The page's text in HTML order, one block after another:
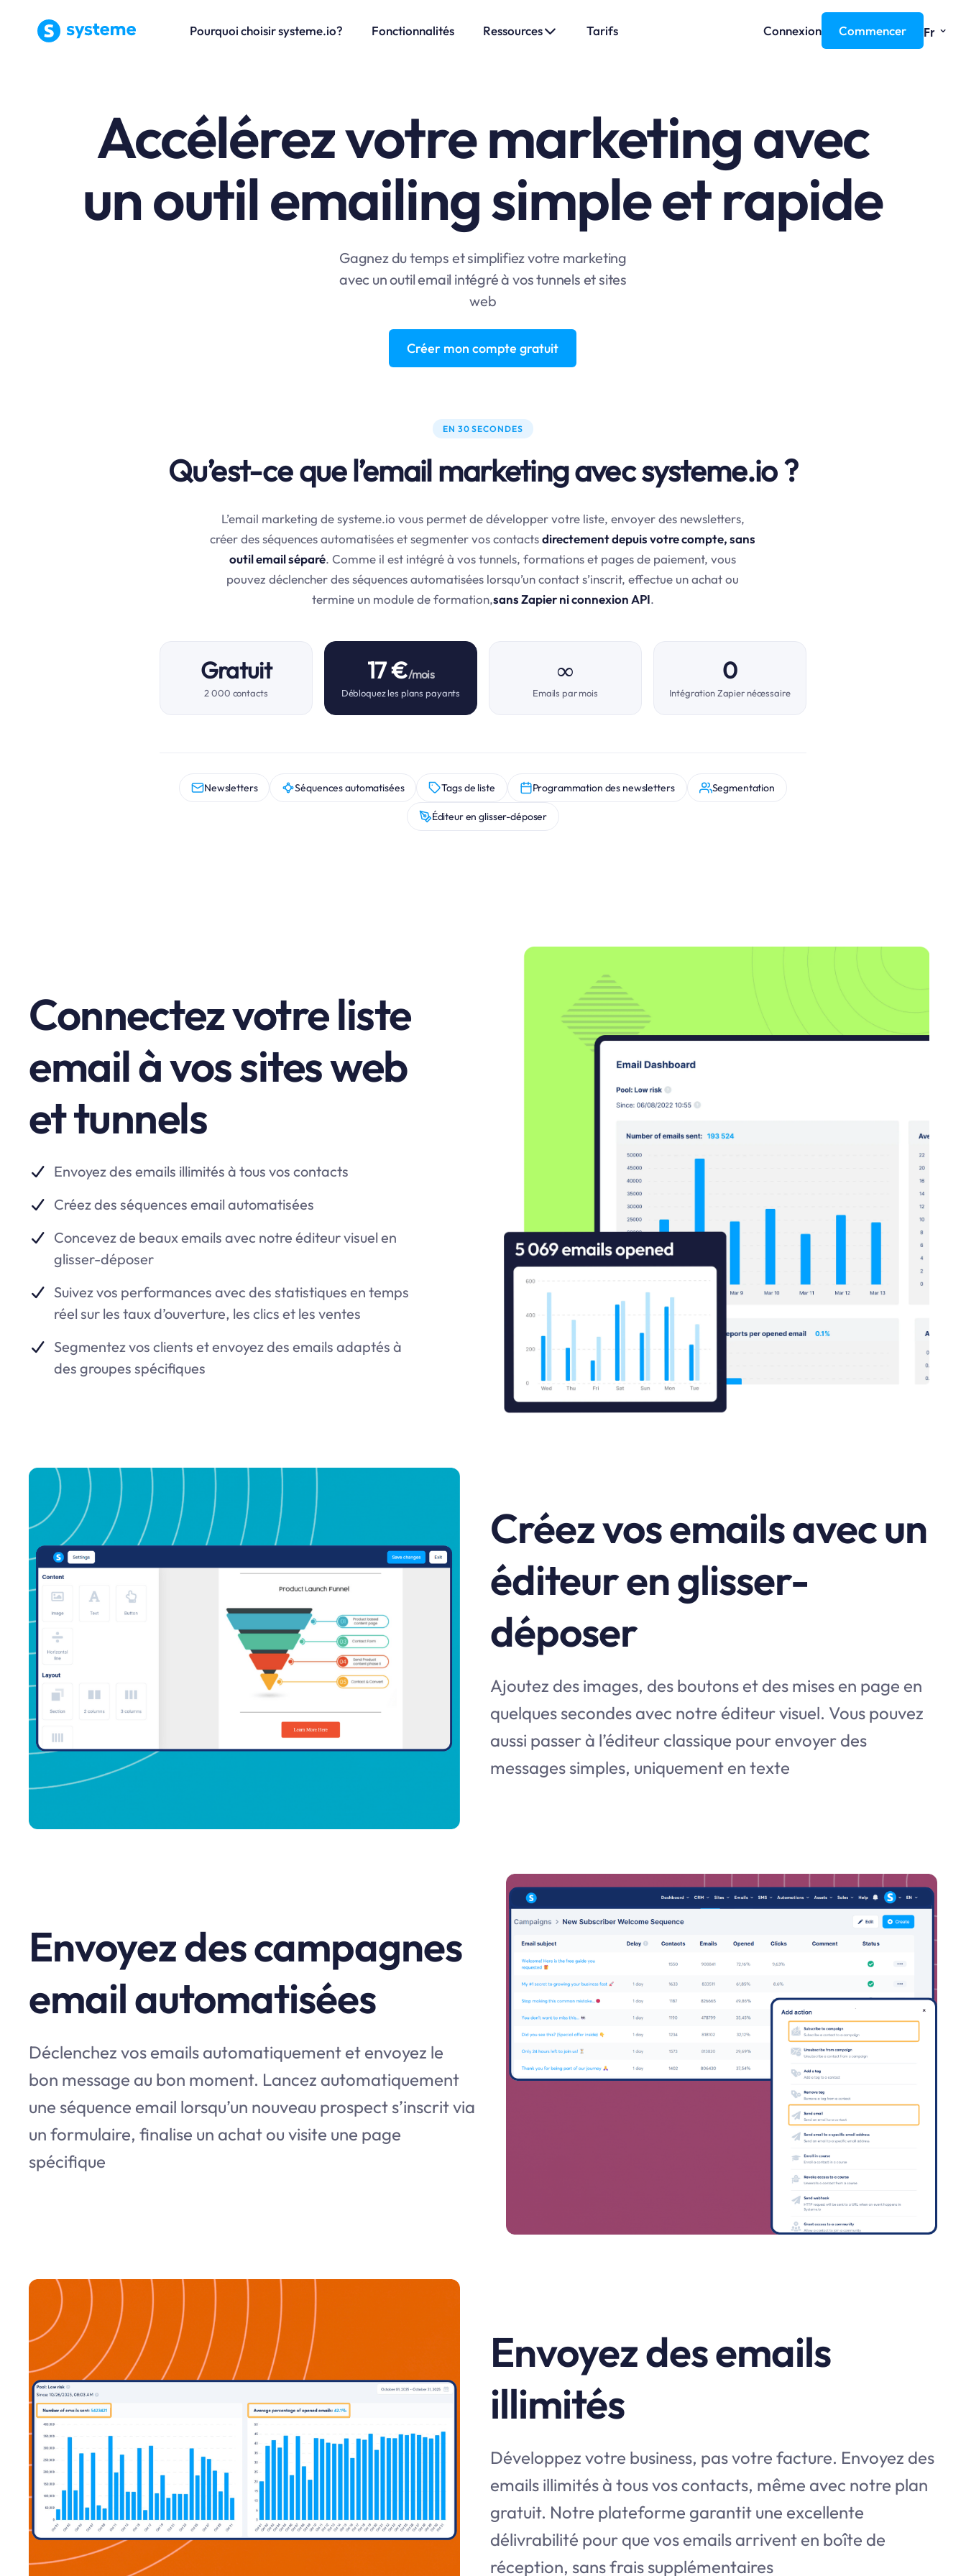
Pourquoi choisir systeme.io? Fonctionnalités Ressources Tarifs Connexion Commencer Fr ⌄
Accélérez votre marketing avec
un outil emailing simple et rapide
Gagnez du temps et simplifiez votre marketing
avec un outil email intégré à vos tunnels et sites
web
Créer mon compte gratuit
EN 30 SECONDES
Qu’est-ce que l’email marketing avec systeme.io ?
L’email marketing de systeme.io vous permet de développer votre liste, envoyer des newsletters,
créer des séquences automatisées et segmenter vos contactsdirectement depuis votre compte, sans
outil email séparé. Comme il est intégré à vos tunnels, formations et pages de paiement, vous
pouvez déclencher des séquences automatisées lorsqu’un contact s’inscrit, effectue un achat ou
termine un module de formation,sans Zapier ni connexion API.
Gratuit
2 000 contacts
17 €/mois
Débloquez les plans payants
∞
Emails par mois
0
Intégration Zapier nécessaire
Newsletters Séquences automatisées Tags de liste Programmation des newsletters Segmentation
Éditeur en glisser-déposer
Connectez votre liste
email à vos sites web
et tunnels
Envoyez des emails illimités à tous vos contacts
Créez des séquences email automatisées
Concevez de beaux emails avec notre éditeur visuel en
glisser-déposer
Suivez vos performances avec des statistiques en temps
réel sur les taux d’ouverture, les clics et les ventes
Segmentez vos clients et envoyez des emails adaptés à
des groupes spécifiques
Créez vos emails avec un
éditeur en glisser-
déposer
Ajoutez des images, des boutons et des mises en page en
quelques secondes avec notre éditeur visuel. Vous pouvez
aussi passer à l’éditeur classique pour envoyer des
messages simples, uniquement en texte
Envoyez des campagnes
email automatisées
Déclenchez vos emails automatiquement et envoyez le
bon message au bon moment. Lancez automatiquement
une séquence email lorsqu’un nouveau prospect s’inscrit via
un formulaire, finalise un achat ou visite une page
spécifique
Envoyez des emails
illimités
Développez votre business, pas votre facture. Envoyez des
emails illimités à tous vos contacts, même avec notre plan
gratuit. Notre plateforme garantit une excellente
délivrabilité pour que vos emails arrivent en boîte de
réception, sans frais supplémentaires